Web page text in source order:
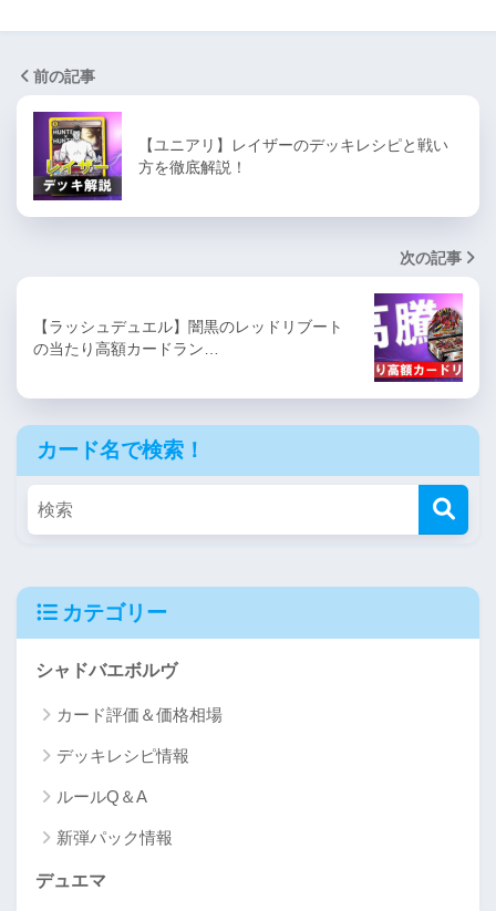
前の記事
【ユニアリ】レイザーのデッキレシピと戦い
方を徹底解説！
次の記事
【ラッシュデュエル】闇黒のレッドリブート
の当たり高額カードラン…
カード名で検索！
カテゴリー
シャドバエボルヴ
カード評価＆価格相場
デッキレシピ情報
ルールQ＆A
新弾パック情報
デュエマ